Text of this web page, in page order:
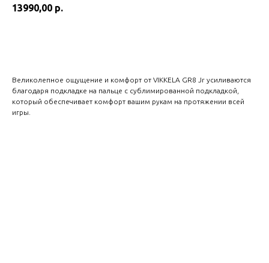
13990,00 р.
Великолепное ощущение и комфорт от VIKKELA GR8 Jr усиливаются
благодаря подкладке на пальце с сублимированной подкладкой,
который обеспечивает комфорт вашим рукам на протяжении всей
игры.